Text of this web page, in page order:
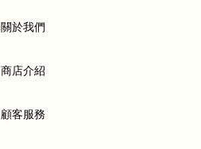
關於我們
商店介紹
顧客服務